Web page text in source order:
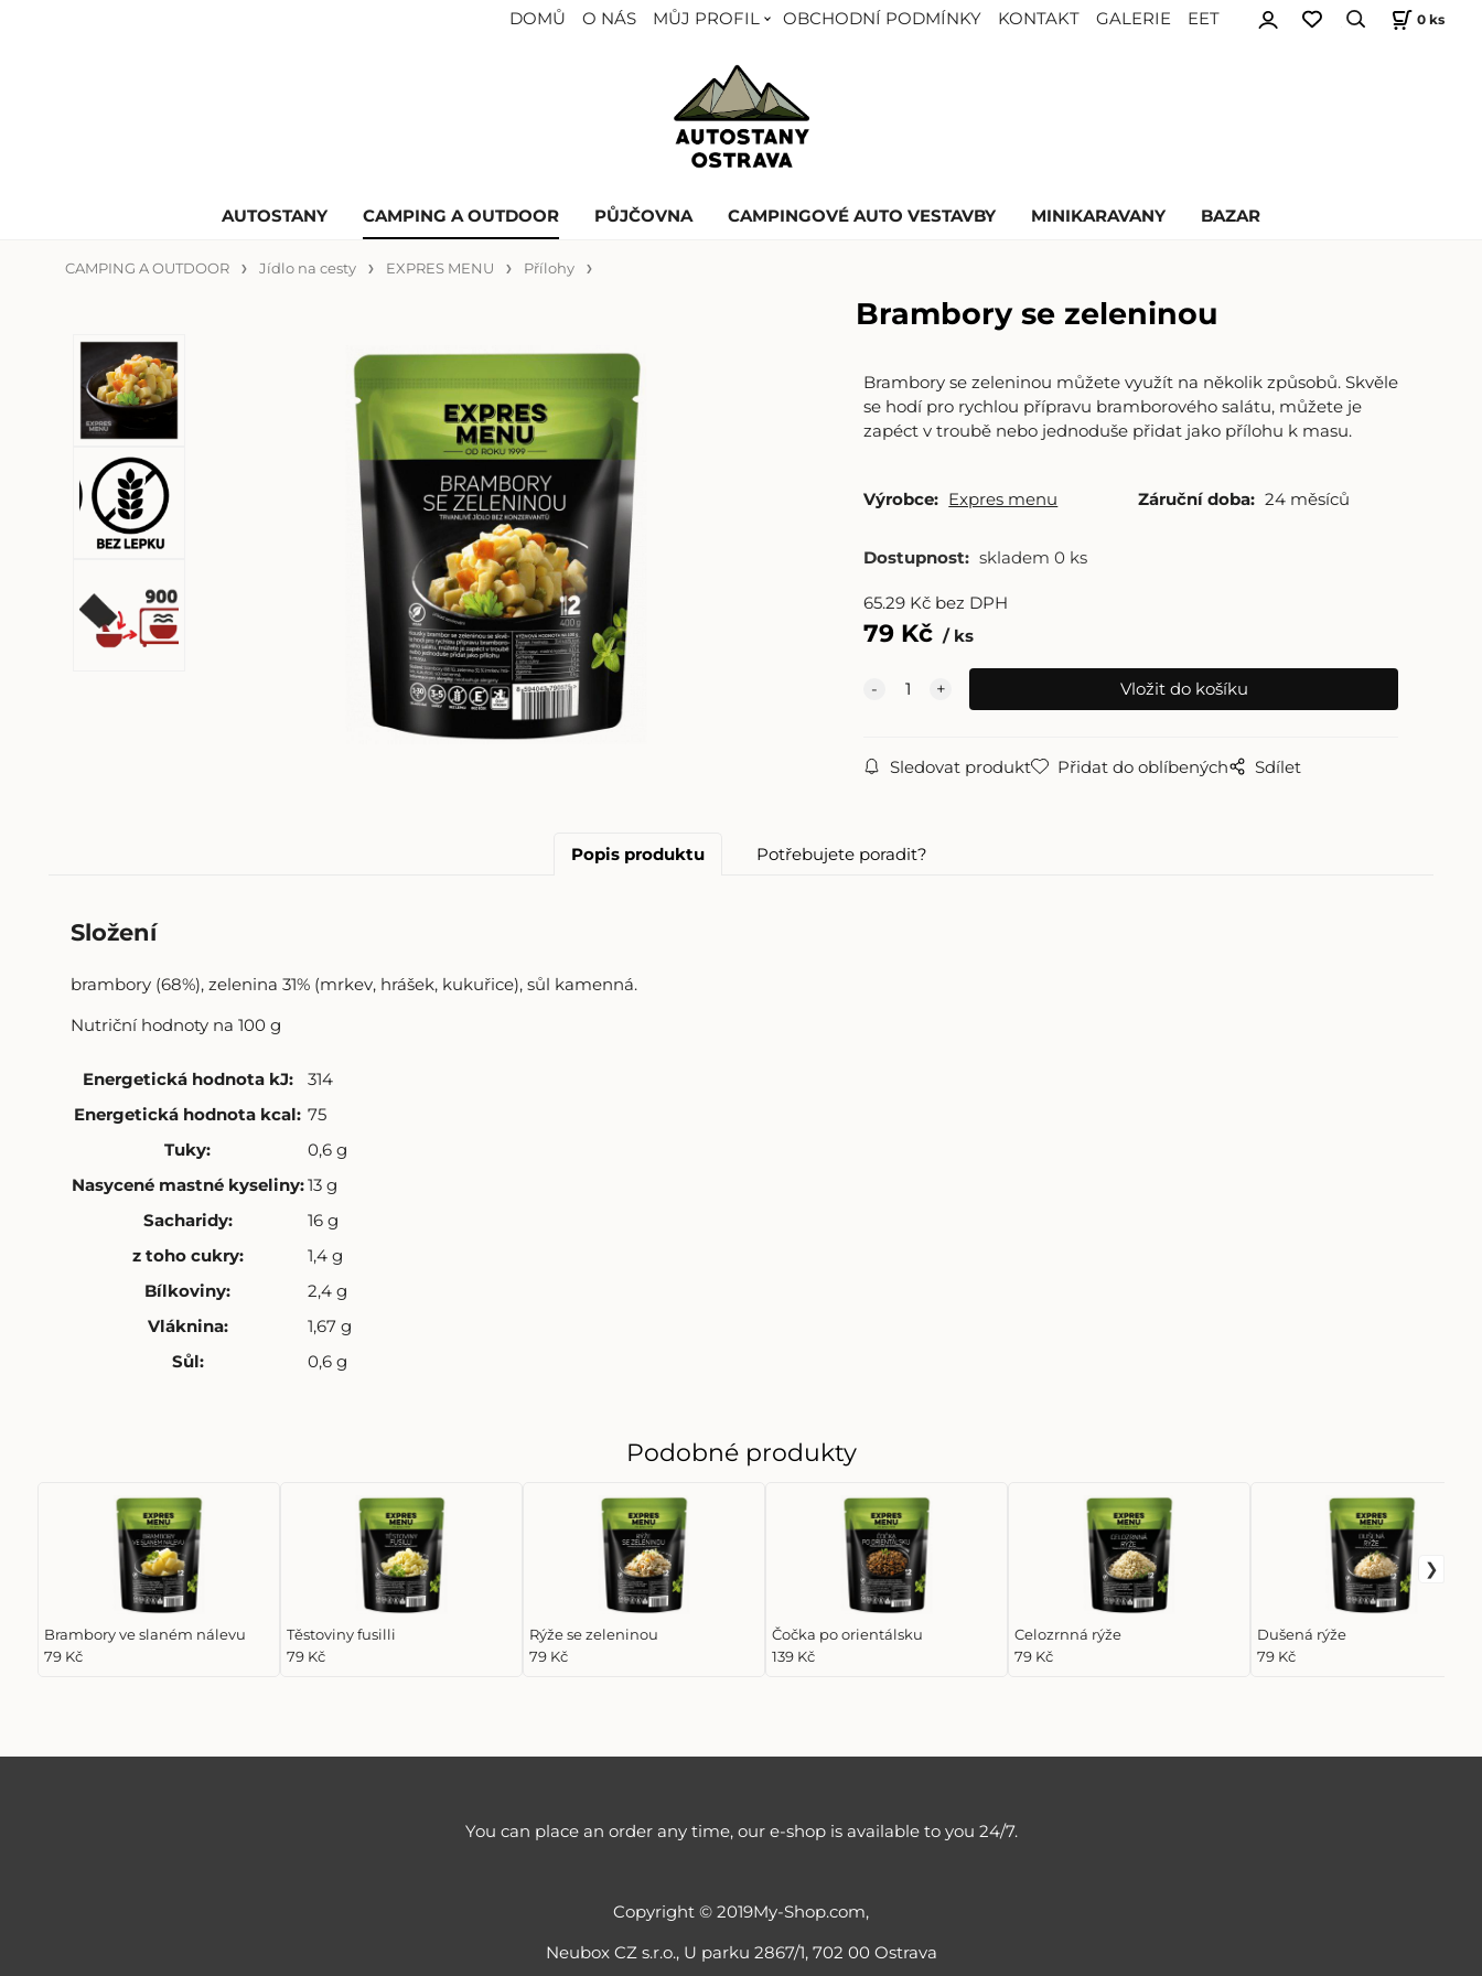
DOMŮ O NÁS MŮJ PROFIL OBCHODNÍ PODMÍNKY KONTAKT GALERIE EET 0 ks
AUTOSTANY CAMPING A OUTDOOR PŮJČOVNA CAMPINGOVÉ AUTO VESTAVBY MINIKARAVANY BAZAR
CAMPING A OUTDOOR Jídlo na cesty EXPRES MENU Přílohy
Brambory se zeleninou
Brambory se zeleninou můžete využít na několik způsobů. Skvěle
se hodí pro rychlou přípravu bramborového salátu, můžete je
zapéct v troubě nebo jednoduše přidat jako přílohu k masu.
Výrobce: Expres menu Záruční doba: 24 měsíců
Dostupnost: skladem 0 ks
65.29 Kč bez DPH
79 Kč ks
Sledovat produkt Přidat do oblíbených Sdílet
Popis produktu Potřebujete poradit?
Složení
brambory (68%), zelenina 31% (mrkev, hrášek, kukuřice), sůl kamenná.
Nutriční hodnoty na 100 g
Energetická hodnota kJ:
314
Energetická hodnota kcal: 75
Tuky:
0,6 g
Nasycené mastné kyseliny:13 g
Sacharidy:
16 g
z toho cukry:
1,4 g
Bílkoviny:
2,4 g
Vláknina:
1,67 g
Sůl: 0,6 g
Podobné produkty
Brambory ve slaném nálevu
79 Kč
Těstoviny fusilli
79 Kč
Rýže se zeleninou
79 Kč
Čočka po orientálsku
139 Kč
Celozrnná rýže
79 Kč
Dušená rýže
79 Kč
You can place an order any time, our e-shop is available to you 24/7.
Copyright © 2019My-Shop.com,
Neubox CZ s.r.o., U parku 2867/1, 702 00 Ostrava